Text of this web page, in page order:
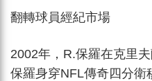
翻轉球員經紀市場
2002年，R.保羅在克里
保羅身穿NFL傳奇四分衛